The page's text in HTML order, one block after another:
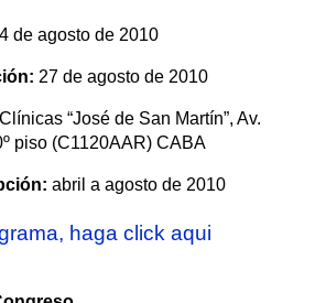
de agosto de 2010
27 de agosto de 2010
“José de San Martín”, Av.
piso (C1120AAR) CABA
abril a agosto de 2010
haga click aqui